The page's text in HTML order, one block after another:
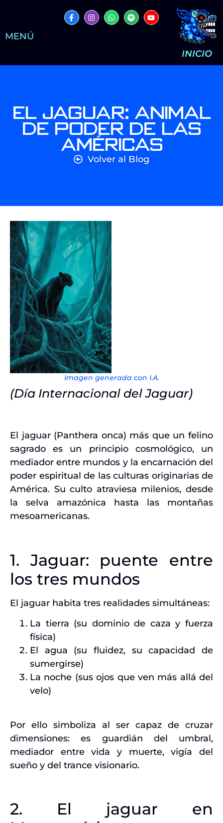
MENÚ
INICIO
El Jaguar: Animal
de Poder de las
Américas
Volver al Blog
Imagen generada con I.A.
(Día Internacional del Jaguar)
El jaguar (Panthera onca) más que un felino
sagrado es un principio cosmológico, un
mediador entre mundos y la encarnación del
poder espiritual de las culturas originarias de
América. Su culto atraviesa milenios, desde
la selva amazónica hasta las montañas
mesoamericanas.
1. Jaguar: puente entre
los tres mundos
El jaguar habita tres realidades simultáneas:
La tierra (su dominio de caza y fuerza
física)
El agua (su fluidez, su capacidad de
sumergirse)
La noche (sus ojos que ven más allá del
velo)
Por ello simboliza al ser capaz de cruzar
dimensiones: es guardián del umbral,
mediador entre vida y muerte, vigía del
sueño y del trance visionario.
2. El jaguar en